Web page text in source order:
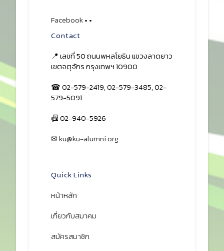
Facebook• •
Contact
📍 เลขที่ 50 ถนนพหลโยธิน แขวงลาดยาว
เขตจตุจักร กรุงเทพฯ 10900
☎ 02-579-2419, 02-579-3485, 02-
579-5091
📠 02-940-5926
✉ku@ku-alumni.org
Quick Links
หน้าหลัก
เกี่ยวกับสมาคม
สมัครสมาชิก